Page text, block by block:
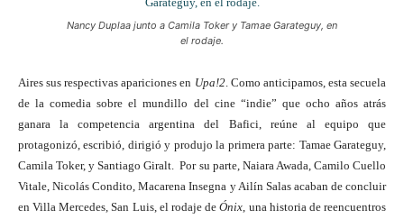
Nancy Duplaa junto a Camila Toker y Tamae Garateguy, en
el rodaje.
Aires sus respectivas apariciones en Upa!2. Como anticipamos, esta secuela
de la comedia sobre el mundillo del cine “indie” que ocho años atrás
ganara la competencia argentina del Bafici, reúne al equipo que
protagonizó, escribió, dirigió y produjo la primera parte: Tamae Garateguy,
Camila Toker, y Santiago Giralt. Por su parte, Naiara Awada, Camilo Cuello
Vitale, Nicolás Condito, Macarena Insegna y Ailín Salas acaban de concluir
en Villa Mercedes, San Luis, el rodaje deÓnix , una historia de reencuentros